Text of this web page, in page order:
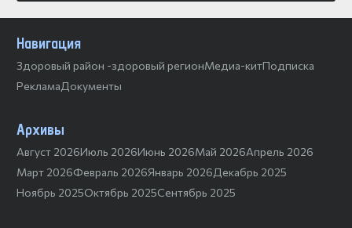
Навигация
Здоровый район -здоровый регионМедиа-китПодписка
РекламаДокументы
Архивы
Август 2026Июль 2026Июнь 2026Май 2026Апрель 2026
Март 2026Февраль 2026Январь 2026Декабрь 2025
Ноябрь 2025Октябрь 2025Сентябрь 2025